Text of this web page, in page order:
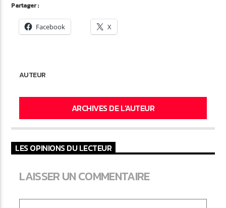
NSD RADIO
Partager :
Facebook X
AUTEUR
ARCHIVES DE L'AUTEUR
LES OPINIONS DU LECTEUR
LAISSER UN COMMENTAIRE